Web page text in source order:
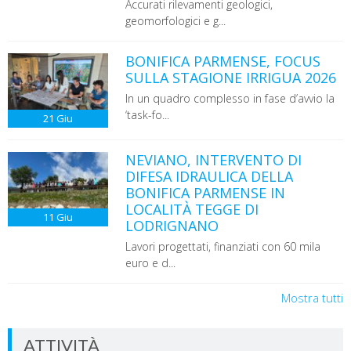
Accurati rilevamenti geologici,
geomorfologici e g...
21 Giu
BONIFICA PARMENSE, FOCUS
SULLA STAGIONE IRRIGUA 2026
In un quadro complesso in fase d’avvio la
‘task-fo...
11 Giu
NEVIANO, INTERVENTO DI
DIFESA IDRAULICA DELLA
BONIFICA PARMENSE IN
LOCALITÀ TEGGE DI
LODRIGNANO
Lavori progettati, finanziati con 60 mila
euro e d...
Mostra tutti
ATTIVITÀ